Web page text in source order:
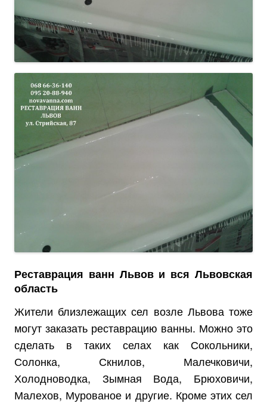
Реставрация ванн Львов и вся Львовская
область
Жители близлежащих сел возле Львова тоже
могут заказать реставрацию ванны. Можно это
сделать в таких селах как Сокольники,
Солонка, Скнилов, Малечковичи,
Холодноводка, Зымная Вода, Брюховичи,
Малехов, Мурованое и другие. Кроме этих сел